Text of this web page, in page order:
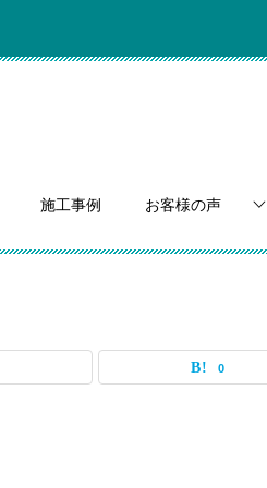
施工事例 お客様の声
0